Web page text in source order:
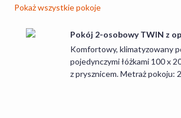
JEDZENIE I PICIE
serwowane są dania kuchni polskiej i
przygotowywane ze starannie
produktów. Menu łączy tradycyjne smaki
inspiracjami, oferując propozycje dla gości
Pokaż wszystkie pokoje
Pokój 2-osobowy TWIN z
Komfortowy, klimatyzowany
pojedynczymi łóżkami 100 x
z prysznicem. Metraż pokoju: